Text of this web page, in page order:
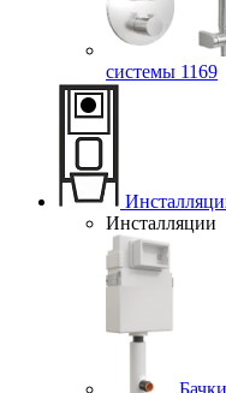
системы 1169
Инсталляции